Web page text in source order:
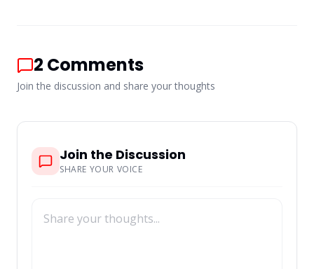
2 Comments
Join the discussion and share your thoughts
Join the Discussion
SHARE YOUR VOICE